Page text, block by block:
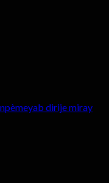
dirije miray